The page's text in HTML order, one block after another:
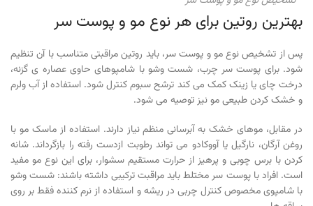
بهترین روتین برای هر نوع مو و پوست سر
پس از تشخیص نوع مو و پوست سر، باید روتین مراقبتی متناسب با آن تنظیم
شود. برای پوست سر چرب، شست وشو با شامپوهای حاوی عصاره ی گزنه،
درخت چای یا زینک کمک می کند ترشح سبوم کنترل شود. استفاده از آب ولرم
و خشک کردن طبیعی مو نیز توصیه می شود.
در مقابل، موهای خشک به آبرسانی منظم نیاز دارند. استفاده از ماسک مو با
روغن آرگان، نارگیل یا آووکادو می تواند رطوبت ازدست رفته را بازگرداند. شانه
کردن با برس چوبی و پرهیز از حرارت مستقیم سشوار، برای این نوع مو مفید
است. افراد با پوست سر مختلط باید مراقبت ترکیبی داشته باشند: شست وشو
با شامپوی مخصوص کنترل چربی در ریشه و استفاده از نرم کننده فقط بر روی